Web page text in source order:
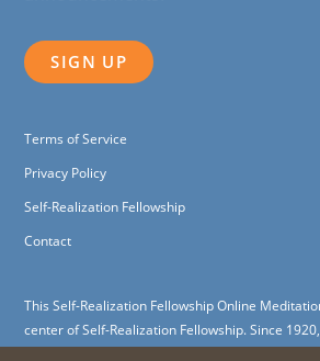
SIGN UP
Terms of Service
Privacy Policy
Self-Realization Fellowship
Contact
This Self-Realization Fellowship Online
center of Self-Realization Fellowship. Since